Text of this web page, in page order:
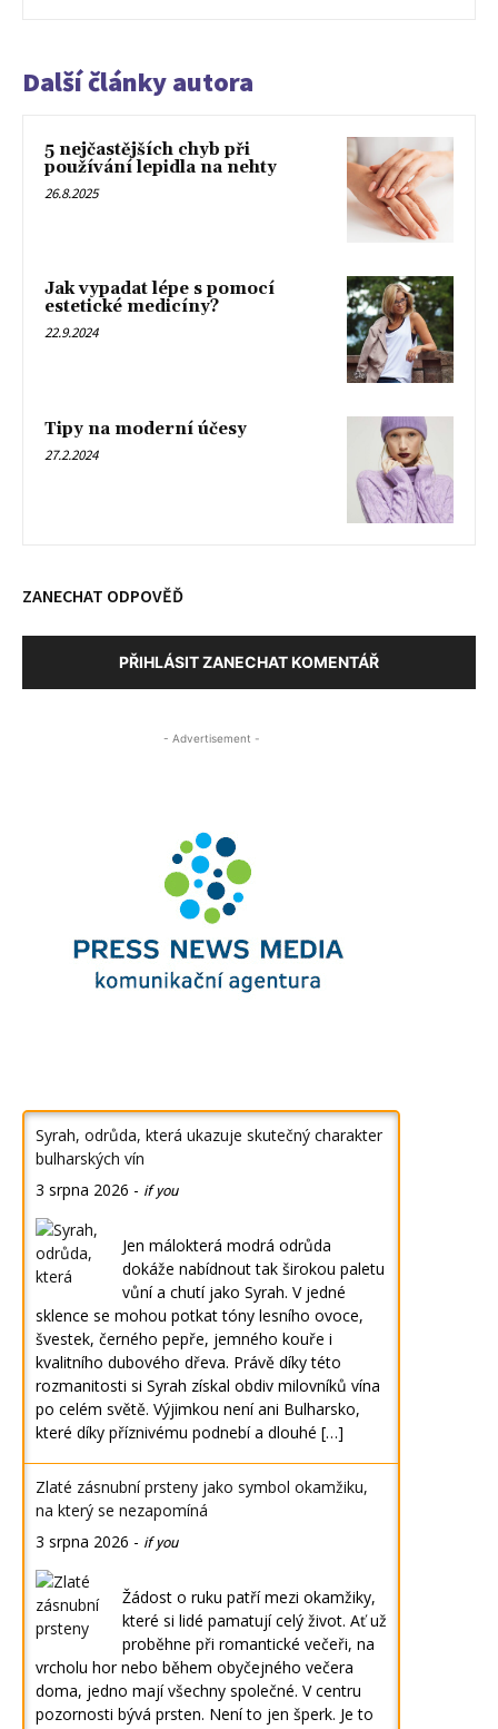
Další články autora
5 nejčastějších chyb při
používání lepidla na nehty
26.8.2025
Jak vypadat lépe s pomocí
estetické medicíny?
22.9.2024
Tipy na moderní účesy
27.2.2024
ZANECHAT ODPOVĚĎ
PŘIHLÁSIT ZANECHAT KOMENTÁŘ
- Advertisement -
Syrah, odrůda, která ukazuje skutečný charakter
bulharských vín
3 srpna 2026 - if you
Jen málokterá modrá odrůda
dokáže nabídnout tak širokou paletu
vůní a chutí jako Syrah. V jedné
sklence se mohou potkat tóny lesního ovoce,
švestek, černého pepře, jemného kouře i
kvalitního dubového dřeva. Právě díky této
rozmanitosti si Syrah získal obdiv milovníků vína
po celém světě. Výjimkou není ani Bulharsko,
které díky příznivému podnebí a dlouhé […]
Zlaté zásnubní prsteny jako symbol okamžiku,
na který se nezapomíná
3 srpna 2026 - if you
Žádost o ruku patří mezi okamžiky,
které si lidé pamatují celý život. Ať už
proběhne při romantické večeři, na
vrcholu hor nebo během obyčejného večera
doma, jedno mají všechny společné. V centru
pozornosti bývá prsten. Není to jen šperk. Je to